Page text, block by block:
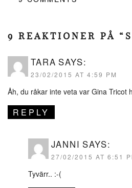
9 REAKTIONER PÅ
TARA SAYS:
23/02/2015 AT 4:59 PM
Åh, du råkar inte veta var Gina Tricot
REPLY
JANNI SAYS:
27/02/2015 AT 6:51
Tyvärr.. :-(